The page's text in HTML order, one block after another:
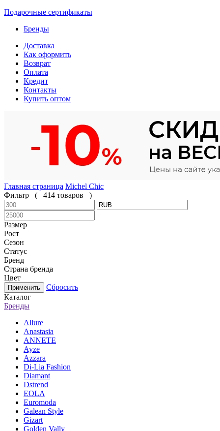
Подарочные сертификаты
Бренды
Доставка
Как оформить
Возврат
Оплата
Кредит
Контакты
Купить оптом
Главная страница Michel Chic
Фильтр
( 414 товаров )
Размер
Рост
Сезон
Статус
Бренд
Страна бренда
Цвет
Сбросить
Каталог
Бренды
Allure
Anastasia
ANNETE
Ayze
Azzara
Di-Lia Fashion
Diamant
Dstrend
EOLA
Euromoda
Galean Style
Gizart
Golden Vally